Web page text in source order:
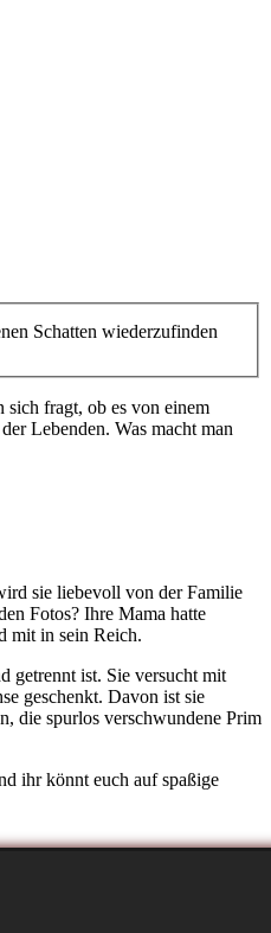
Schatten wiederzufinden
sich fragt, ob es von einem
Lebenden. Was macht man
sie liebevoll von der Familie
Fotos? Ihre Mama hatte
mit in sein Reich.
getrennt ist. Sie versucht mit
geschenkt. Davon ist sie
die spurlos verschwundene Prim
ihr könnt euch auf spaßige